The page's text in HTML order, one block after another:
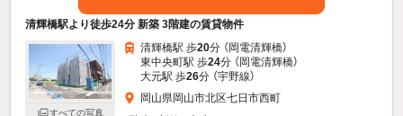
清輝橋駅より徒歩24分 新築 3階建の賃貸物件
すべての写真
清輝橋駅 歩20分 （岡電清輝橋）
東中央町駅 歩24分 （岡電清輝橋）
大元駅 歩26分 （宇野線）
岡山県岡山市北区七日市西町